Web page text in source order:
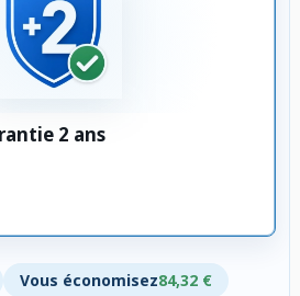
2 ans
Vous économisez84,32 €